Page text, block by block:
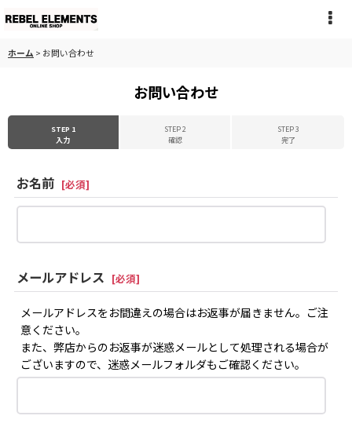
ホーム > お問い合わせ
お問い合わせ
STEP 1
入力
STEP 2
確認
STEP 3
完了
お名前 [必須]
メールアドレス [必須]
メールアドレスをお間違えの場合はお返事が届きません。ご注
意ください。
また、弊店からのお返事が迷惑メールとして処理される場合が
ございますので、迷惑メールフォルダもご確認ください。